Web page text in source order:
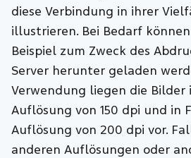
diese Verbindung in ihrer
illustrieren. Bei Bedarf
Beispiel zum Zweck des
Server herunter geladen
Verwendung liegen die Bilder
Auflösung von 150 dpi und in
Auflösung von 200 dpi vor.
anderen Auflösungen oder